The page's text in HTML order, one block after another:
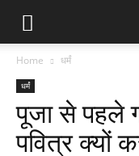
Home धर्मं
धर्मं
पूजा से पहले
पवित्र क्यों